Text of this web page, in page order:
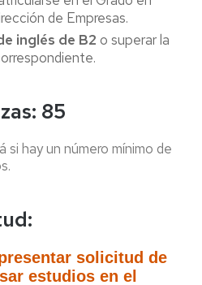
de Empresas.
inglés de B2 o superar la
85
hay un número mínimo de
solicitud de
estudios en el